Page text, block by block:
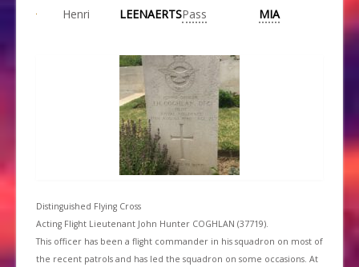
Henri LEENAERTSPass MIA
Distinguished Flying Cross
Acting Flight Lieutenant John Hunter COGHLAN (37719).
This officer has been a flight commander in his squadron on most of
the recent patrols and has led the squadron on some occasions. At